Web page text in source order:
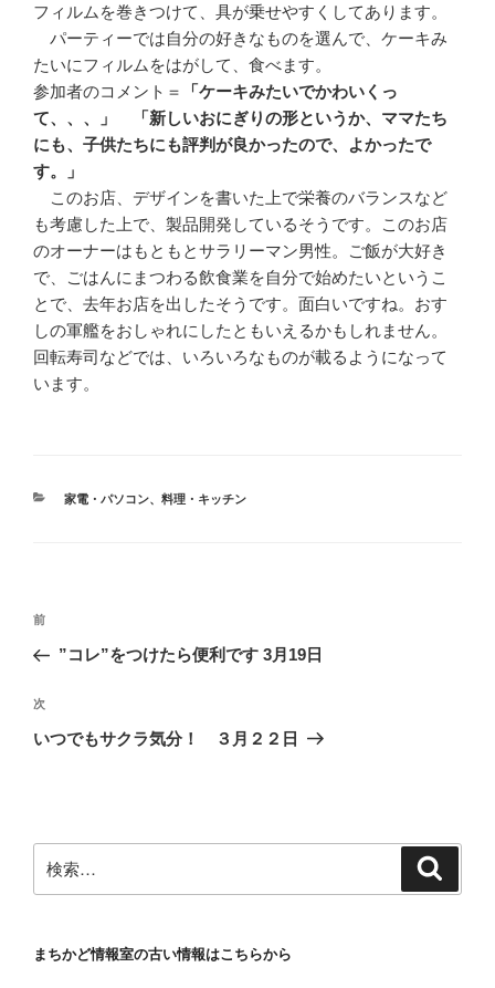
フィルムを巻きつけて、具が乗せやすくしてあります。
パーティーでは自分の好きなものを選んで、ケーキみ
たいにフィルムをはがして、食べます。
参加者のコメント＝
「ケーキみたいでかわいくっ
て、、、」
「新しいおにぎりの形というか、ママたち
にも、子供たちにも評判が良かったので、よかったで
す。」
このお店、デザインを書いた上で栄養のバランスなど
も考慮した上で、製品開発しているそうです。このお店
のオーナーはもともとサラリーマン男性。ご飯が大好き
で、ごはんにまつわる飲食業を自分で始めたいというこ
とで、去年お店を出したそうです。面白いですね。おす
しの軍艦をおしゃれにしたともいえるかもしれません。
回転寿司などでは、いろいろなものが載るようになって
います。
カ
家電・パソコン、 料理・キッチン
投
ナ
ビ
ゲ
ン
前
の
稿
前
”コレ”をつけたら便利です 3月19日
次
の
次
いつでもサクラ気分！ ３月２２日
索:
まちかど情報室の古い情報はこちらから